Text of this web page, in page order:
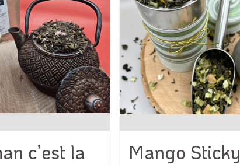
peuvent
être
choisies
sur
la
page
du
peuvent
être
choisies
sur
la
page
du
c’est la
Mango Sticky